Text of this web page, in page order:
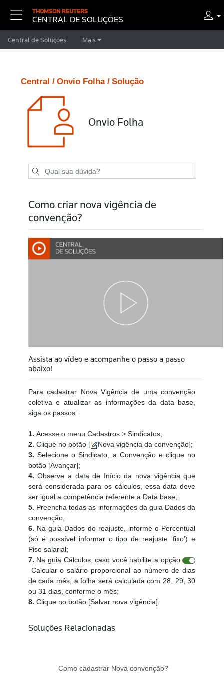
THOMSON REUTERS
CENTRAL DE SOLUÇÕES
Central de Soluções Mais
Central / Onvio Folha / Solução
Onvio Folha
Como criar nova vigência de
convenção?
Assista ao vídeo e acompanhe o passo a passo
abaixo!
Para cadastrar Nova Vigência de uma convenção
coletiva e atualizar as informações da data base,
siga os passos:
1. Acesse o menu Cadastros > Sindicatos;
2. Clique no botão [
Nova vigência da convenção];
3. Selecione o Sindicato, a Convenção e clique no
botão [Avançar];
4.Observe a data de Início da nova vigência que
será considerada para os cálculos, essa data deve
ser igual a competência referente a Data base;
5. Preencha todas as informações da guia Dados da
convenção;
6. Na guia Dados do reajuste, informe o Percentual
(só é possível informar o tipo de reajuste 'fixo') e
Piso salarial;
7. Na guia Cálculos, caso você habilite a opção
Calcular o salário proporcional ao número de dias
de cada mês, a folha será calculada com 28, 29, 30
ou 31 dias, conforme o mês;
8. Clique no botão [Salvar nova vigência].
Soluções Relacionadas
Como cadastrar Nova convenção?